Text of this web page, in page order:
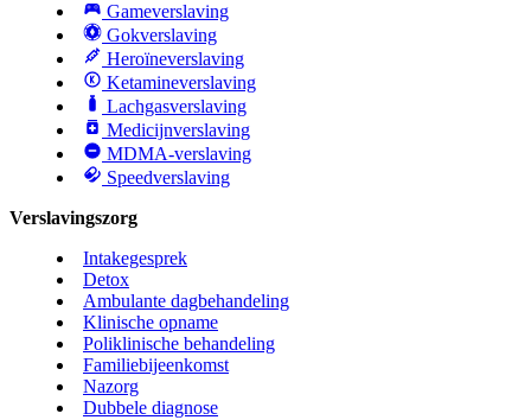
Gameverslaving
Gokverslaving
Heroïneverslaving
Ketamineverslaving
Lachgasverslaving
Medicijnverslaving
MDMA-verslaving
Speedverslaving
Verslavingszorg
Intakegesprek
Detox
Ambulante dagbehandeling
Klinische opname
Poliklinische behandeling
Familiebijeenkomst
Nazorg
Dubbele diagnose